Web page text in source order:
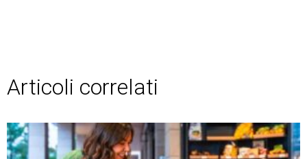
Articoli correlati